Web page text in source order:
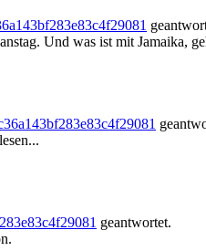
Und was ist mit Jamaika,
geantwortet.